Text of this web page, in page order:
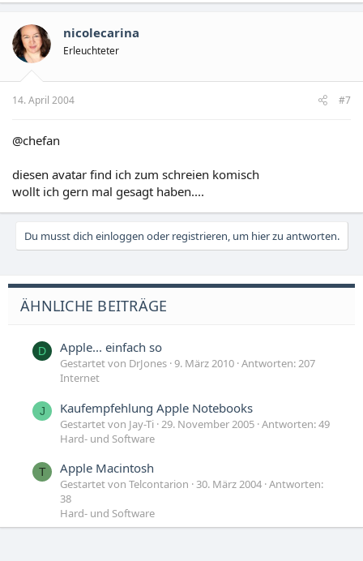
nicolecarina
Erleuchteter
14. April 2004 #7
@chefan
diesen avatar find ich zum schreien komisch
wollt ich gern mal gesagt haben....
Du musst dich einloggen oder registrieren, um hier zu antworten.
ÄHNLICHE BEITRÄGE
D Apple... einfach so
Gestartet von DrJones 9. März 2010 Antworten: 207
Internet
J Kaufempfehlung Apple Notebooks
Gestartet von Jay-Ti 29. November 2005 Antworten: 49
Hard- und Software
T Apple Macintosh
Gestartet von Telcontarion 30. März 2004 Antworten:
38
Hard- und Software